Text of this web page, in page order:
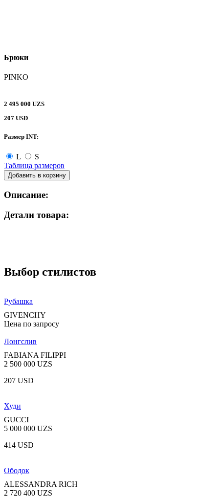
Брюки
PINKO
2 495 000 UZS
207 USD
Размер INT:
L
S
Таблица размеров
Добавить в корзину
Описание:
Детали товара:
Выбор стилистов
Рубашка
GIVENCHY
Цена по запросу
Лонгслив
FABIANA FILIPPI
2 500 000 UZS
207 USD
Худи
GUCCI
5 000 000 UZS
414 USD
Ободок
ALESSANDRA RICH
2 720 400 UZS